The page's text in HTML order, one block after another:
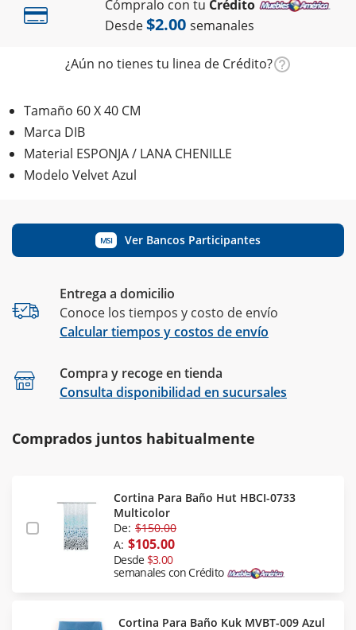
Cómpralo con tu Crédito
Desde$2.00 semanales
¿Aún no tienes tu linea de Crédito?
Tamaño 60 X 40 CM
Marca DIB
Material ESPONJA / LANA CHENILLE
Modelo Velvet Azul
MSI Ver Bancos Participantes
Entrega a domicilio
Conoce los tiempos y costo de envío
Calcular tiempos y costos de envío
Compra y recoge en tienda
Consulta disponibilidad en sucursales
Comprados juntos habitualmente
Cortina Para Baño Hut HBCI-0733
Multicolor
De: $150.00
A: $105.00
Desde $3.00
semanales con Crédito
Cortina Para Baño Kuk MVBT-009 Azul